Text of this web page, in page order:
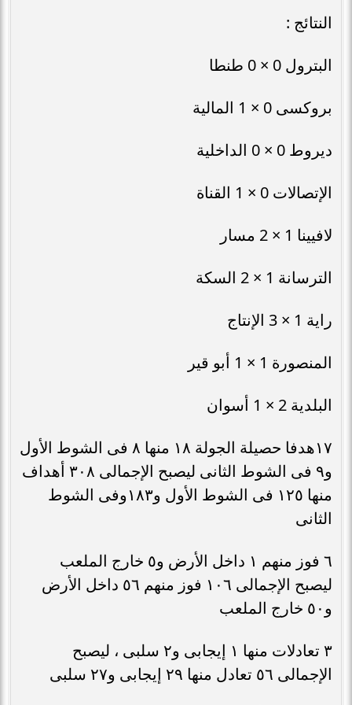
النتائج :
البترول 0 × 0 طنطا
بروكسى 0 × 1 المالية
ديروط 0 × 0 الداخلية
الإتصالات 0 × 1 القناة
لافيينا 1 × 2 مسار
الترسانة 1 × 2 السكة
راية 1 × 3 الإنتاج
المنصورة 1 × 1 أبو قير
البلدية 2 × 1 أسوان
١٧هدفا حصيلة الجولة ١٨ منها ٨ فى الشوط الأول
و٩ فى الشوط الثانى ليصبح الإجمالى ٣٠٨ أهداف
منها ١٢٥ فى الشوط الأول و١٨٣وفى الشوط
الثانى
٦ فوز منهم ١ داخل الأرض و٥ خارج الملعب
ليصبح الإجمالى ١٠٦ فوز منهم ٥٦ داخل الأرض
و٥٠ خارج الملعب
٣ تعادلات منها ١ إيجابى و٢ سلبى ، ليصبح
الإجمالى ٥٦ تعادل منها ٢٩ إيجابى و٢٧ سلبى